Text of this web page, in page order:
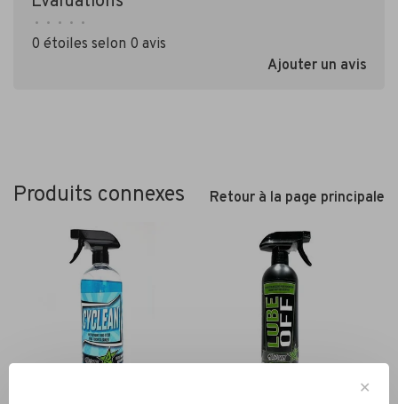
• • • • •
0 étoiles selon 0 avis
Ajouter un avis
Produits connexes Retour à la page principale
✕